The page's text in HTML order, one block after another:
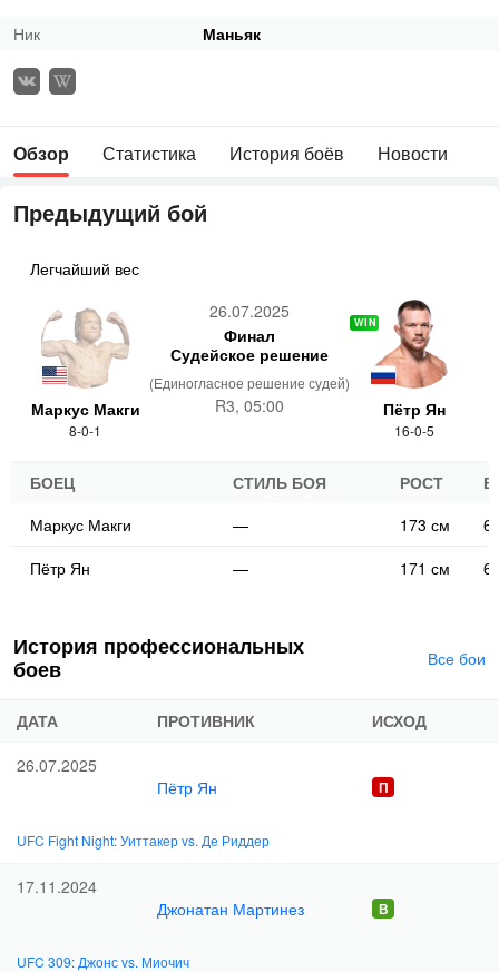
Ник Маньяк
Обзор Статистика История боёв Новости
Предыдущий бой
Легчайший вес
Маркус Макги
8-0-1
26.07.2025
Финал
Судейское решение
(Единогласное решение судей)
R3, 05:00
WIN
Пётр Ян
16-0-5
БОЕЦ СТИЛЬ БОЯ РОСТ
Маркус Макги
— 173 см
Пётр Ян
— 171 см
История профессиональных
боев
Все бои
ДАТА ПРОТИВНИК
ИСХОД
26.07.2025
Пётр Ян
UFC Fight Night: Уиттакер vs. Де Риддер
17.11.2024
Джонатан Мартинез
UFC 309: Джонс vs. Миочич